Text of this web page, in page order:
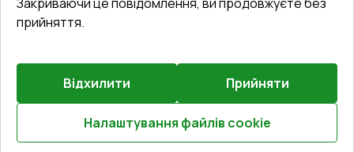
©2026 Всі права захищені.
Сайт створено на платформіVitrager.com.
Повідомити про проблему?
прийняття.
Відхилити Прийняти
Налаштування файлів cookie